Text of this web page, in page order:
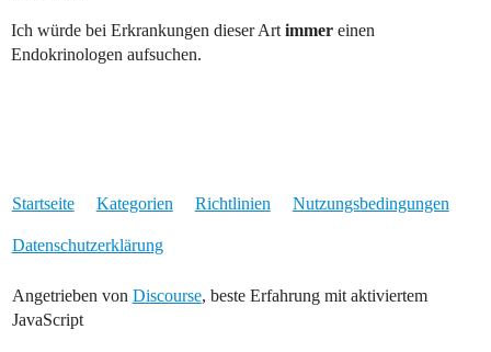
Ich würde bei Erkrankungen dieser Art immer einen
Endokrinologen aufsuchen.
Startseite Kategorien Richtlinien Nutzungsbedingungen
Datenschutzerklärung
Angetrieben von Discourse, beste Erfahrung mit aktiviertem
JavaScript